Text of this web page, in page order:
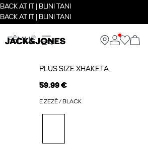
BACK AT IT | BLINI TANI
BACK AT IT | BLINI TANI
FËMIJË
PLUS SIZE XHAKETA
59.99 €
E ZEZË / BLACK